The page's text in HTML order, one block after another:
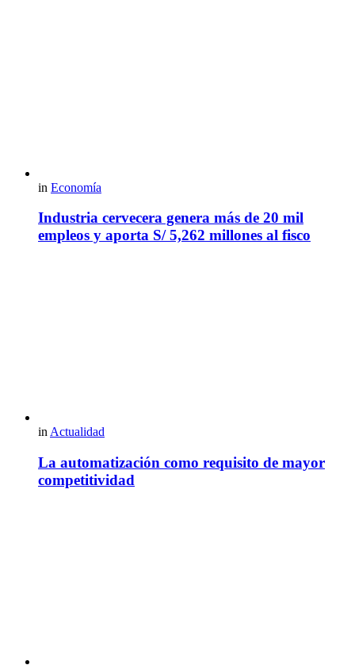
in Economía
Industria cervecera genera más de 20 mil
empleos y aporta S/ 5,262 millones al fisco
in Actualidad
La automatización como requisito de mayor
competitividad